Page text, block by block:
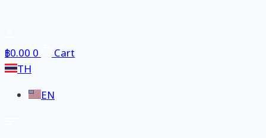
฿0.000
Cart
TH
EN